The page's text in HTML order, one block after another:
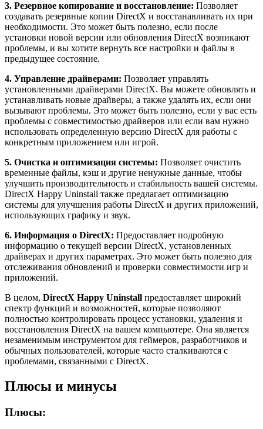
3. Резервное копирование и восстановление: Позволяет
создавать резервные копии DirectX и восстанавливать их при
необходимости. Это может быть полезно, если после
установки новой версии или обновления DirectX возникают
проблемы, и вы хотите вернуть все настройки и файлы в
предыдущее состояние.
4. Управление драйверами: Позволяет управлять
установленными драйверами DirectX. Вы можете обновлять и
устанавливать новые драйверы, а также удалять их, если они
вызывают проблемы. Это может быть полезно, если у вас есть
проблемы с совместимостью драйверов или если вам нужно
использовать определенную версию DirectX для работы с
конкретным приложением или игрой.
5. Очистка и оптимизация системы: Позволяет очистить
временные файлы, кэш и другие ненужные данные, чтобы
улучшить производительность и стабильность вашей системы.
DirectX Happy Uninstall также предлагает оптимизацию
системы для улучшения работы DirectX и других приложений,
использующих графику и звук.
6. Информация о DirectX: Предоставляет подробную
информацию о текущей версии DirectX, установленных
драйверах и других параметрах. Это может быть полезно для
отслеживания обновлений и проверки совместимости игр и
приложений.
В целом, DirectX Happy Uninstall предоставляет широкий
спектр функций и возможностей, которые позволяют
полностью контролировать процесс установки, удаления и
восстановления DirectX на вашем компьютере. Она является
незаменимым инструментом для геймеров, разработчиков и
обычных пользователей, которые часто сталкиваются с
проблемами, связанными с DirectX.
Плюсы и минусы
Плюсы: